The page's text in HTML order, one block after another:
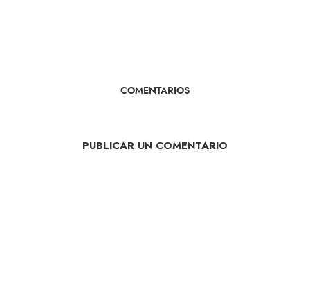
COMENTARIOS
PUBLICAR UN COMENTARIO